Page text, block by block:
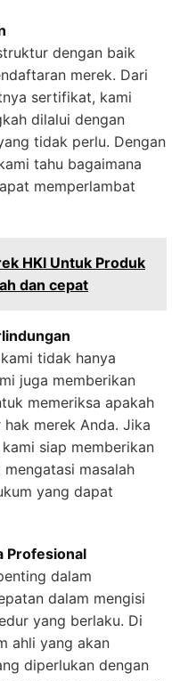
dengan baik
merek. Dari
sertifikat, kami
dilalui dengan
tidak perlu. Dengan
tahu bagaimana
memperlambat
HKI Untuk Produk
dan cepat
tidak hanya
juga memberikan
memeriksa apakah
merek Anda. Jika
siap memberikan
masalah
yang dapat
Profesional
dalam
dalam mengisi
yang berlaku. Di
ahli yang akan
diperlukan dengan